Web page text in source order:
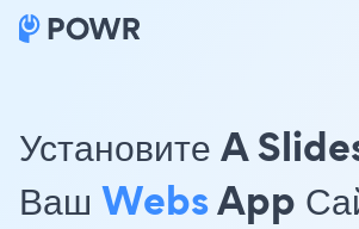
Установите A
Ваш WebsApp